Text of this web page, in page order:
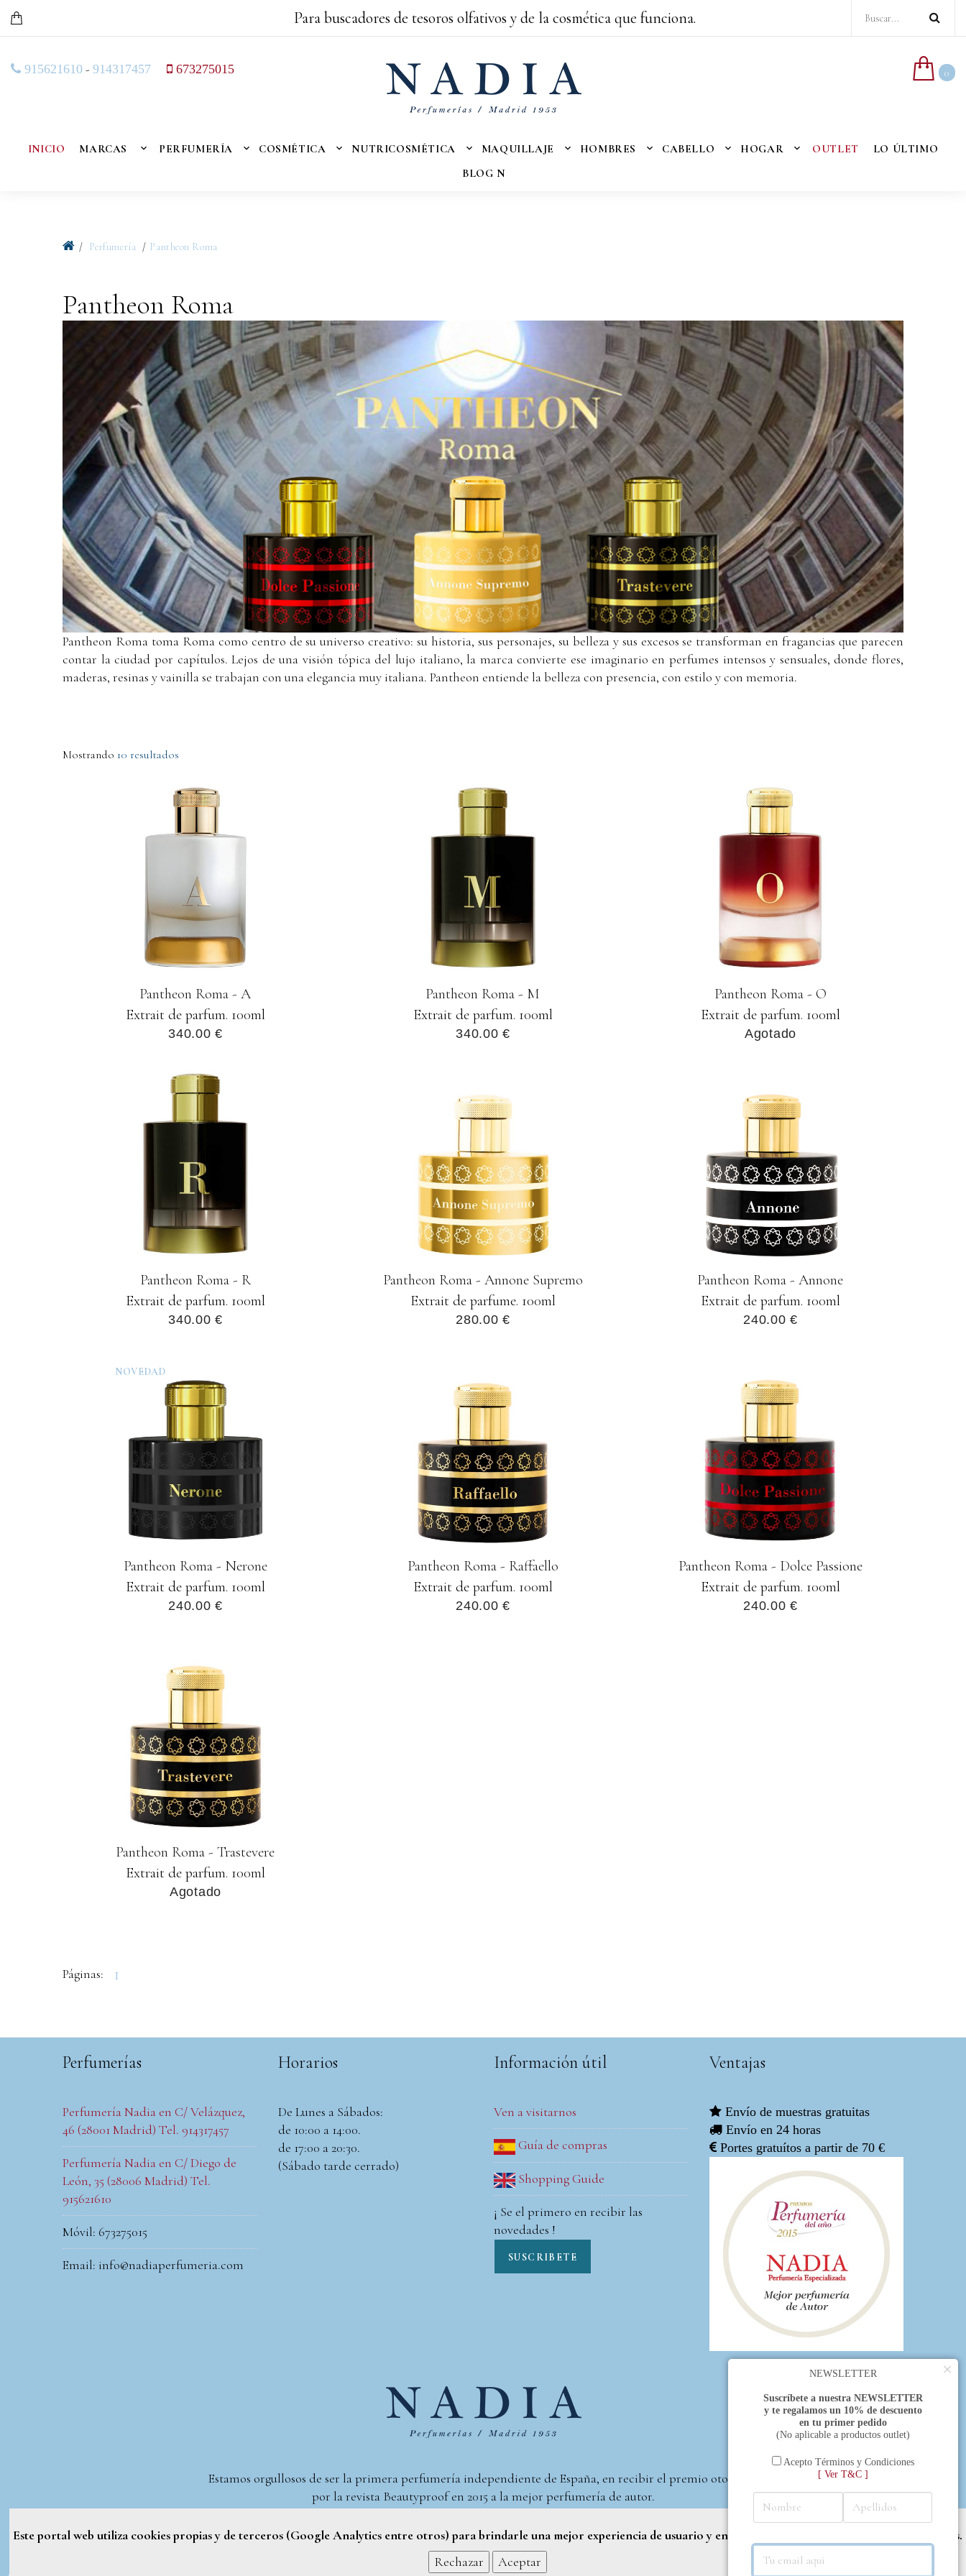
Para buscadores de tesoros olfativos y de la cosmética que funciona.
915621610 - 914317457 673275015 0
INICIO MARCAS PERFUMERÍA COSMÉTICA NUTRICOSMÉTICA MAQUILLAJE HOMBRES CABELLO HOGAR OUTLET
LO ÚLTIMO
BLOG N
Perfumería Pantheon Roma
Pantheon Roma
Pantheon Roma toma Roma como centro de su universo creativo: su historia, sus personajes, su belleza y sus excesos se transforman en fragancias que parecen
contar la ciudad por capítulos. Lejos de una visión tópica del lujo italiano, la marca convierte ese imaginario en perfumes intensos y sensuales, donde flores,
maderas, resinas y vainilla se trabajan con una elegancia muy italiana. Pantheon entiende la belleza con presencia, con estilo y con memoria.
Mostrando 10 resultados
Pantheon Roma - A
Extrait de parfum. 100ml
340.00 €
Pantheon Roma - M
Extrait de parfum. 100ml
340.00 €
Pantheon Roma - O
Extrait de parfum. 100ml
Agotado
Pantheon Roma - R
Extrait de parfum. 100ml
340.00 €
Pantheon Roma - Annone Supremo
Extrait de parfume. 100ml
280.00 €
Pantheon Roma - Annone
Extrait de parfum. 100ml
240.00 €
NOVEDAD
Pantheon Roma - Nerone
Extrait de parfum. 100ml
240.00 €
Pantheon Roma - Raffaello
Extrait de parfum. 100ml
240.00 €
Pantheon Roma - Dolce Passione
Extrait de parfum. 100ml
240.00 €
Pantheon Roma - Trastevere
Extrait de parfum. 100ml
Agotado
Páginas: 1
Horarios
De Lunes a Sábados:
de 10:00 a 14:00.
de 17:00 a 20:30.
(Sábado tarde cerrado)
Información útil
Ven a visitarnos
Guía de compras
Shopping Guide
¡ Se el primero en recibir las
novedades !
SUSCRIBETE
Perfumerías
Perfumería Nadia en C/ Velázquez,
46 (28001 Madrid) Tel. 914317457
Perfumería Nadia en C/ Diego de
León, 35 (28006 Madrid) Tel.
915621610
Móvil: 673275015
Email: info@nadiaperfumeria.com
Ventajas
Envío de muestras gratuitas
Envío en 24 horas
Portes gratuítos a partir de 70 €
Estamos orgullosos de ser la primera perfumería independiente de España, en recibir el premio otorgado
por la revista Beautyproof en 2015 a la mejor perfumería de autor.
Este portal web utiliza cookies propias y de terceros (Google Analytics entre otros) para brindarle una mejor experiencia de usuario y entregar contenido adaptado a sus necesidades.
Rechazar
Aceptar
×
NEWSLETTER
Suscríbete a nuestra NEWSLETTER
y te regalamos un 10% de descuento
en tu primer pedido
(No aplicable a productos outlet)
Acepto Términos y Condiciones
[ Ver T&C ]